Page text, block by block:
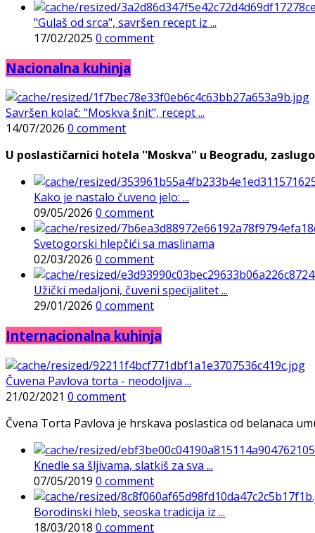
"Gulaš od srca", savršen recept iz ...
17/02/2025 0 comment
Nacionalna kuhinja
Savršen kolač: "Moskva šnit", recept ...
14/07/2026 0 comment
U poslastičarnici hotela ''Moskva'' u Beogradu,
Kako je nastalo čuveno jelo: ...
09/05/2026 0 comment
Svetogorski hlepčići sa maslinama
02/03/2026 0 comment
Užički medaljoni, čuveni specijalitet ...
29/01/2026 0 comment
Internacionalna kuhinja
Čuvena Pavlova torta - neodoljiva ...
21/02/2021 0 comment
Čvena Torta Pavlova je hrskava poslastica od belanaca
Knedle sa šljivama, slatkiš za sva ...
07/05/2019 0 comment
Borodinski hleb, seoska tradicija iz ...
18/03/2018 0 comment